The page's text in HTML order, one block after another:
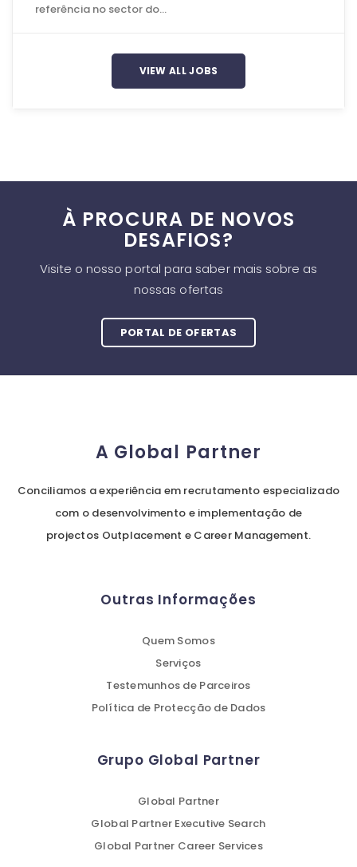
referência no sector do…
VIEW ALL JOBS
À PROCURA DE NOVOS
DESAFIOS?
Visite o nosso portal para saber mais sobre as
nossas ofertas
PORTAL DE OFERTAS
A Global Partner
Conciliamos a experiência em recrutamento especializado
com o desenvolvimento e implementação de
projectos Outplacement e Career Management.
Outras Informações
Quem Somos
Serviços
Testemunhos de Parceiros
Política de Protecção de Dados
Grupo Global Partner
Global Partner
Global Partner Executive Search
Global Partner Career Services